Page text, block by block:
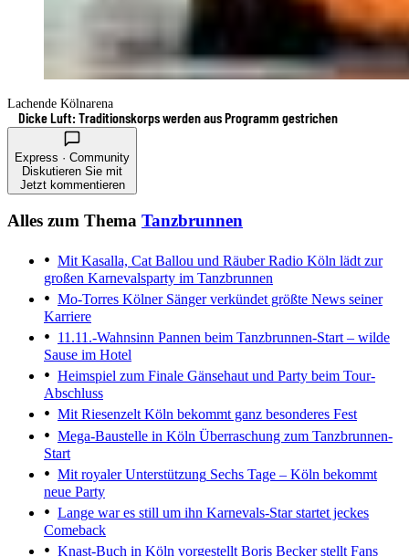
Lachende Kölnarena
Dicke Luft: Traditionskorps werden aus Programm gestrichen
Express · Community
Diskutieren Sie mit
Jetzt kommentieren
Alles zum Thema Tanzbrunnen
Mit Kasalla, Cat Ballou und RäuberRadio Köln lädt zur
großen Karnevalsparty im Tanzbrunnen
Mo-Torres Kölner Sänger verkündet größte News seiner
Karriere
11.11.-Wahnsinn Pannen beim Tanzbrunnen-Start – wilde
Sause im Hotel
Heimspiel zum Finale Gänsehaut und Party beim Tour-
Abschluss
Mit Riesenzelt Köln bekommt ganz besonderes Fest
Mega-Baustelle in Köln Überraschung zum Tanzbrunnen-
Start
Mit royaler Unterstützung Sechs Tage – Köln bekommt
neue Party
Lange war es still um ihn Karnevals-Star startet jeckes
Comeback
Knast-Buch in Köln vorgestellt Boris Becker stellt Fans